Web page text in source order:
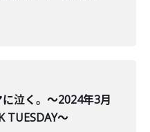
泣く。～2024年3月
TUESDAY～